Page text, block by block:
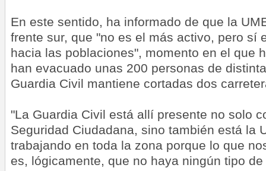
En este sentido, ha informado de que la
frente sur, que "no es el más activo, pero sí
hacia las poblaciones", momento en el que
han evacuado unas 200 personas de
Guardia Civil mantiene cortadas dos
"La Guardia Civil está allí presente no solo
Seguridad Ciudadana, sino también está la
trabajando en toda la zona porque lo que
es, lógicamente, que no haya ningún tipo